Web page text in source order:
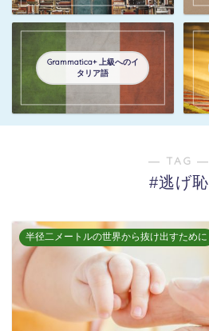
Grammatica+ 上級へのイ
タリア語
― TAG ―
#逃げ恥
半径二メートルの世界から抜け出すために